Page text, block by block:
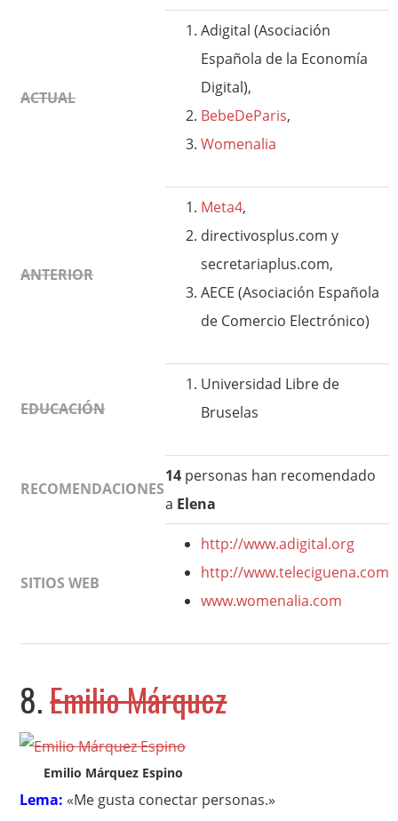
ACTUAL
Adigital (Asociación
Española de la Economía
Digital),
BebeDeParis,
Womenalia
ANTERIOR
Meta4,
directivosplus.com y
secretariaplus.com,
AECE (Asociación Española
de Comercio Electrónico)
EDUCACIÓN
Universidad Libre de
Bruselas
RECOMENDACIONES
14 personas han recomendado
a Elena
SITIOS WEB
http://www.adigital.org
http://www.teleciguena.com
www.womenalia.com
8.Emilio Márquez
Emilio Márquez Espino
Lema: «Me gusta conectar personas.»